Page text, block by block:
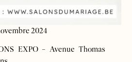
2024
EXPO – Avenue Thomas